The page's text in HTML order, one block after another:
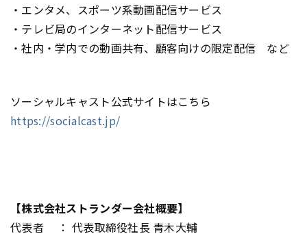
・エンタメ、スポーツ系動画配信サービス
・テレビ局のインターネット配信サービス
・社内・学内での動画共有、顧客向けの限定配信 など
ソーシャルキャスト公式サイトはこちら
https://socialcast.jp/
【株式会社ストランダー会社概要】
代表者 ： 代表取締役社長 青木大輔